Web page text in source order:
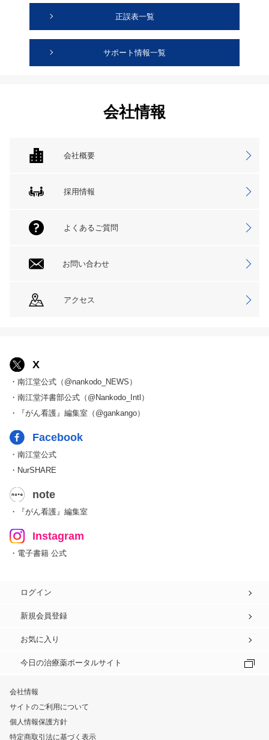
正誤表一覧
サポート情報一覧
会社情報
会社概要
採用情報
よくあるご質問
お問い合わせ
アクセス
X
・南江堂公式（@nankodo_NEWS）
・南江堂洋書部公式（@Nankodo_Intl）
・『がん看護』編集室（@gankango）
Facebook
・南江堂公式
・NurSHARE
note
・『がん看護』編集室
Instagram
・電子書籍 公式
ログイン
新規会員登録
お気に入り
今日の治療薬ポータルサイト
会社情報
サイトのご利用について
個人情報保護方針
特定商取引法に基づく表示